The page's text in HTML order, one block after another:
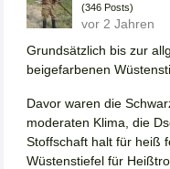
(346 Posts)
vor 2 Jahren
Grundsätzlich bis zur
beigefarbenen
Davor waren die
moderaten Klima, die
Stoffschaft halt für heiß
Wüstenstiefel für